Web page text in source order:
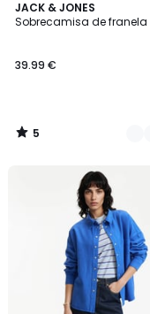
JACK & JONES
Sobrecamisa de franela
39.99 €
5
/
2
Colores
5
/